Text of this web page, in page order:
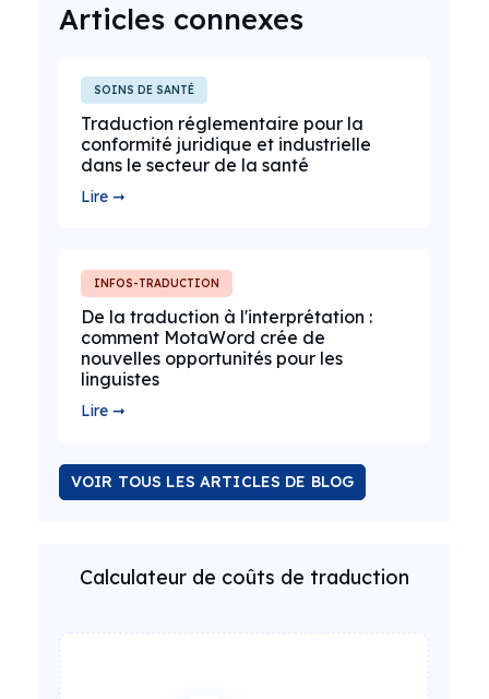
Articles connexes
SOINS DE SANTÉ
Traduction réglementaire pour la
conformité juridique et industrielle
dans le secteur de la santé
Lire ➞
INFOS-TRADUCTION
De la traduction à l'interprétation :
comment MotaWord crée de
nouvelles opportunités pour les
linguistes
Lire ➞
VOIR TOUS LES ARTICLES DE BLOG
Calculateur de coûts de traduction